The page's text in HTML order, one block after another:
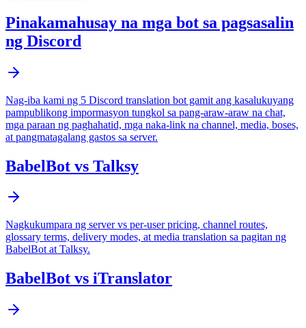
Pinakamahusay na mga bot sa pagsasalin
ng Discord
Nag-iba kami ng 5 Discord translation bot gamit ang kasalukuyang
pampublikong impormasyon tungkol sa pang-araw-araw na chat,
mga paraan ng paghahatid, mga naka-link na channel, media, boses,
at pangmatagalang gastos sa server.
BabelBot vs Talksy
Nagkukumpara ng server vs per-user pricing, channel routes,
glossary terms, delivery modes, at media translation sa pagitan ng
BabelBot at Talksy.
BabelBot vs iTranslator